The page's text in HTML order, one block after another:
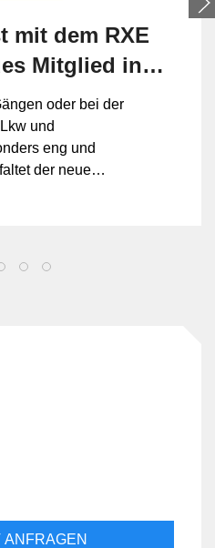
mit dem RXE
Mitglied in
Familie
oder bei der
und
eng und
der neue
ANFRAGEN